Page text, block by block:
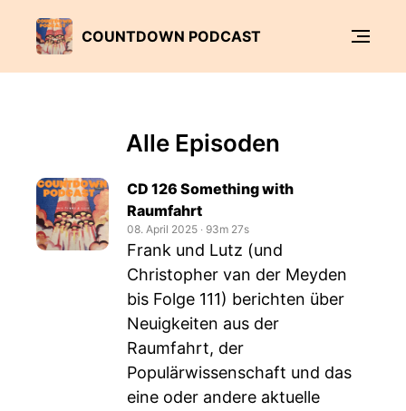
COUNTDOWN PODCAST
Alle Episoden
CD 126 Something with
Raumfahrt
08. April 2025 ‧ 93m 27s
Frank und Lutz (und
Christopher van der Meyden
bis Folge 111) berichten über
Neuigkeiten aus der
Raumfahrt, der
Populärwissenschaft und das
eine oder andere aktuelle